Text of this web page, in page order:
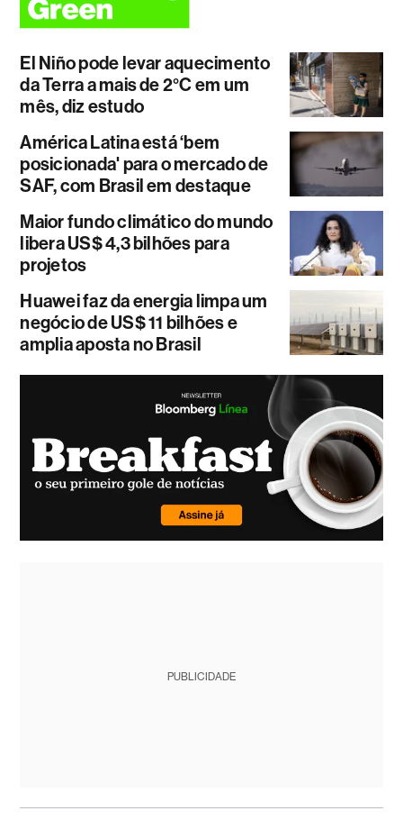
El Niño pode levar aquecimento
da Terra a mais de 2°C em um
mês, diz estudo
América Latina está ‘bem
posicionada' para o mercado de
SAF, com Brasil em destaque
Maior fundo climático do mundo
libera US$ 4,3 bilhões para
projetos
Huawei faz da energia limpa um
negócio de US$ 11 bilhões e
amplia aposta no Brasil
PUBLICIDADE